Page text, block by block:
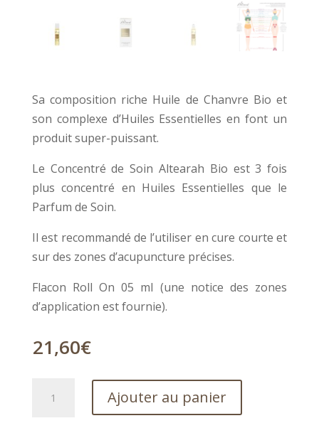
Sa composition riche Huile de Chanvre Bio et
son complexe d’Huiles Essentielles en font un
produit super-puissant.
Le Concentré de Soin Altearah Bio est 3 fois
plus concentré en Huiles Essentielles que le
Parfum de Soin.
Il est recommandé de l’utiliser en cure courte et
sur des zones d’acupuncture précises.
Flacon Roll On 05 ml (une notice des zones
d’application est fournie).
21,60€
Ajouter au panier